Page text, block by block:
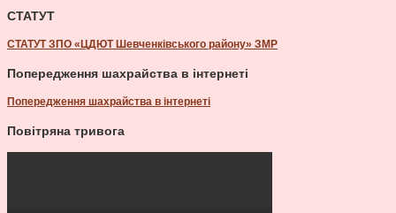
СТАТУТ
СТАТУТ ЗПО «ЦДЮТ Шевченківського району» ЗМР
Попередження шахрайства в інтернеті
Попередження шахрайства в інтернеті
Повітряна тривога